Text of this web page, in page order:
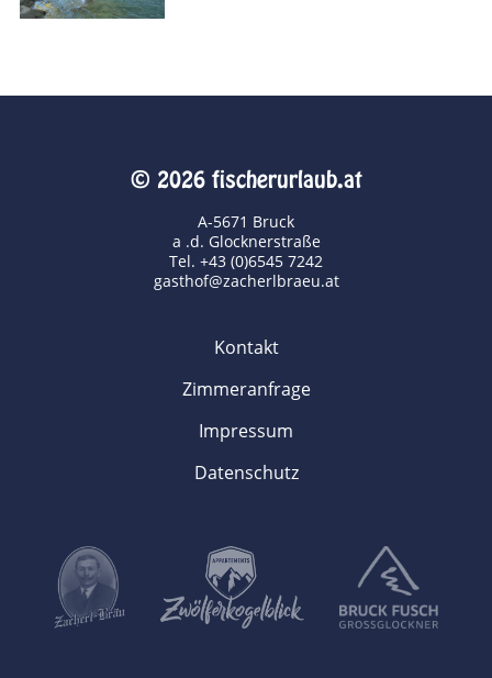
© 2026 fischerurlaub.at
A-5671 Bruck
a .d. Glocknerstraße
Tel. +43 (0)6545 7242
gasthof@zacherlbraeu.at
Kontakt
Zimmeranfrage
Impressum
Datenschutz